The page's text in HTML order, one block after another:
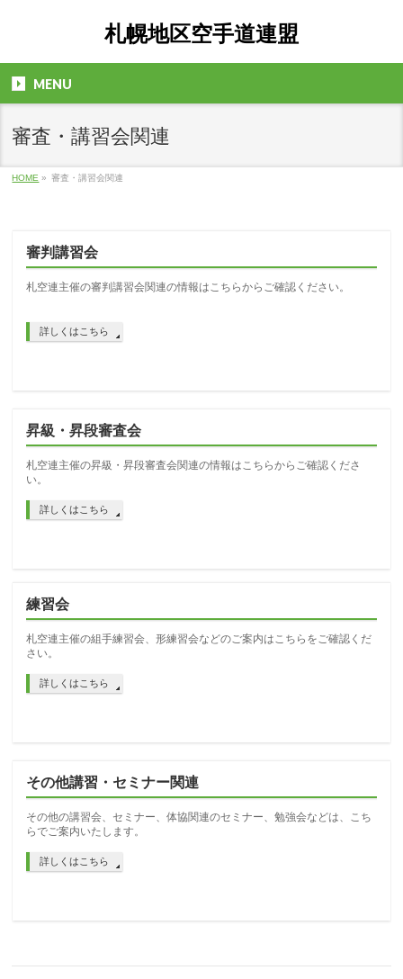
札幌地区空手道連盟
MENU
審査・講習会関連
HOME » 審査・講習会関連
審判講習会
札空連主催の審判講習会関連の情報はこちらからご確認ください。
詳しくはこちら
昇級・昇段審査会
札空連主催の昇級・昇段審査会関連の情報はこちらからご確認くださ
い。
詳しくはこちら
練習会
札空連主催の組手練習会、形練習会などのご案内はこちらをご確認くだ
さい。
詳しくはこちら
その他講習・セミナー関連
その他の講習会、セミナー、体協関連のセミナー、勉強会などは、こち
らでご案内いたします。
詳しくはこちら